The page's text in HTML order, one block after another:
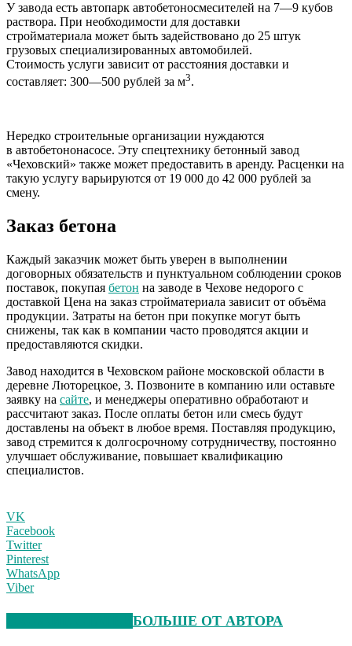
У завода есть автопарк автобетоносмесителей на 7—9 кубов
раствора. При необходимости для доставки
стройматериала может быть задействовано до 25 штук
грузовых специализированных автомобилей.
Стоимость услуги зависит от расстояния доставки и
составляет: 300—500 рублей за м3.
Нередко строительные организации нуждаются
в автобетононасосе. Эту спецтехнику бетонный завод
«Чеховский» также может предоставить в аренду. Расценки на
такую услугу варьируются от 19 000 до 42 000 рублей за
смену.
Заказ бетона
Каждый заказчик может быть уверен в выполнении
договорных обязательств и пунктуальном соблюдении сроков
поставок, покупая бетон на заводе в Чехове недорого с
доставкой Цена на заказ стройматериала зависит от объёма
продукции. Затраты на бетон при покупке могут быть
снижены, так как в компании часто проводятся акции и
предоставляются скидки.
Завод находится в Чеховском районе московской области в
деревне Люторецкое, 3. Позвоните в компанию или оставьте
заявку на сайте, и менеджеры оперативно обработают и
рассчитают заказ. После оплаты бетон или смесь будут
доставлены на объект в любое время. Поставляя продукцию,
завод стремится к долгосрочному сотрудничеству, постоянно
улучшает обслуживание, повышает квалификацию
специалистов.
VK
Facebook
Twitter
Pinterest
WhatsApp
Viber
БОЛЬШЕ ОТ АВТОРА